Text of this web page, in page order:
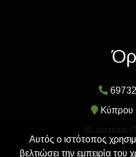
Κύπρου
Αυτός ο ιστότοπος
βελτιώσει την εμπειρία